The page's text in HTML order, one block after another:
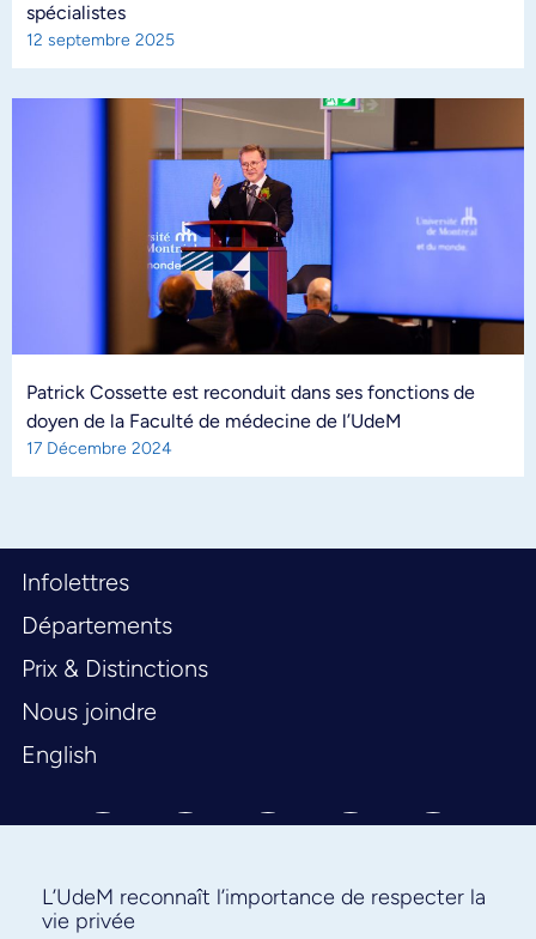
spécialistes
12 septembre 2025
Patrick Cossette est reconduit dans ses fonctions de
doyen de la Faculté de médecine de l’UdeM
17 Décembre 2024
Infolettres
Départements
Prix & Distinctions
Nous joindre
English
L’UdeM reconnaît l’importance de respecter la
vie privée